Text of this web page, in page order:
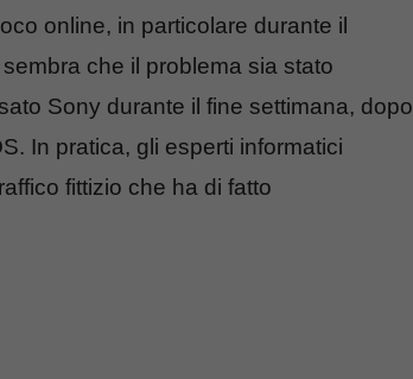
online, in particolare durante il
sembra che il problema sia stato
Sony durante il fine settimana, dopo
In pratica, gli esperti informatici
fittizio che ha di fatto